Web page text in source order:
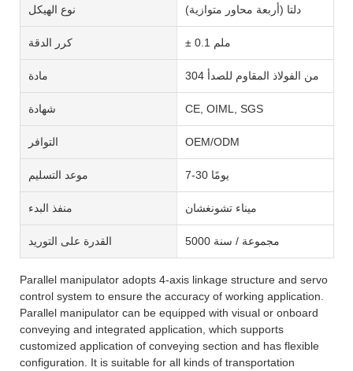
نوع الهيكل دلتا (أربعة محاور متوازية)
كرر الدقة ± 0.1 ملم
مادة 304 من الفولاذ المقاوم للصدأ
شهادة CE, OIML, SGS
التوافر OEM/ODM
موعد التسليم 7-30 يومًا
منفذ البدء ميناء تشونغشان
القدرة على التوريد 5000 مجموعة / سنة
Parallel manipulator adopts 4-axis linkage structure and servo
control system to ensure the accuracy of working application.
Parallel manipulator can be equipped with visual or onboard
conveying and integrated application, which supports
customized application of conveying section and has flexible
configuration. It is suitable for all kinds of transportation